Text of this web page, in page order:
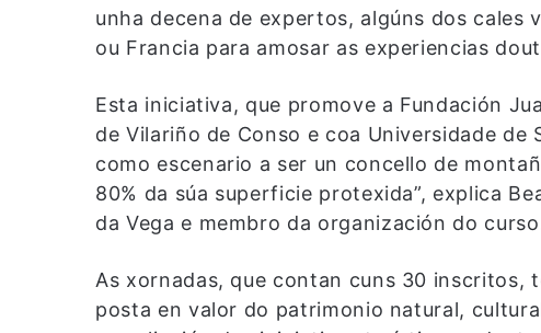
unha decena de expertos, algúns dos cales
ou Francia para amosar as experiencias
Esta iniciativa, que promove a Fundación
de Vilariño de Conso e coa Universidade de
como escenario a ser un concello de
80% da súa superficie protexida”, explica
da Vega e membro da organización do
As xornadas, que contan cuns 30 inscritos,
posta en valor do patrimonio natural,